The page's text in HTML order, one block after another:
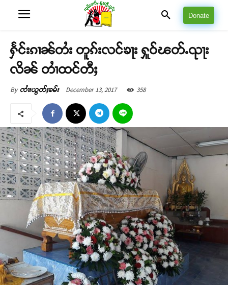
Donate
ႁႅင်းၵၢၼ်တႆး တူၵ်းလင်ၶႃး ႁူဝ်ၽတ်ႉၺႃး
လိၼ် တၢႆထင်တီႈ
By ၸၢႆးယွတ်ႈၶမ်း December 13, 2017 358